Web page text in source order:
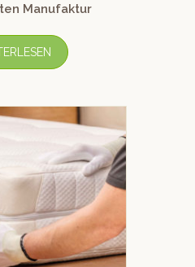
Manufaktur